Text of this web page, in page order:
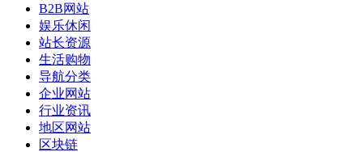
B2B网站
娱乐休闲
站长资源
生活购物
导航分类
企业网站
行业资讯
地区网站
区块链